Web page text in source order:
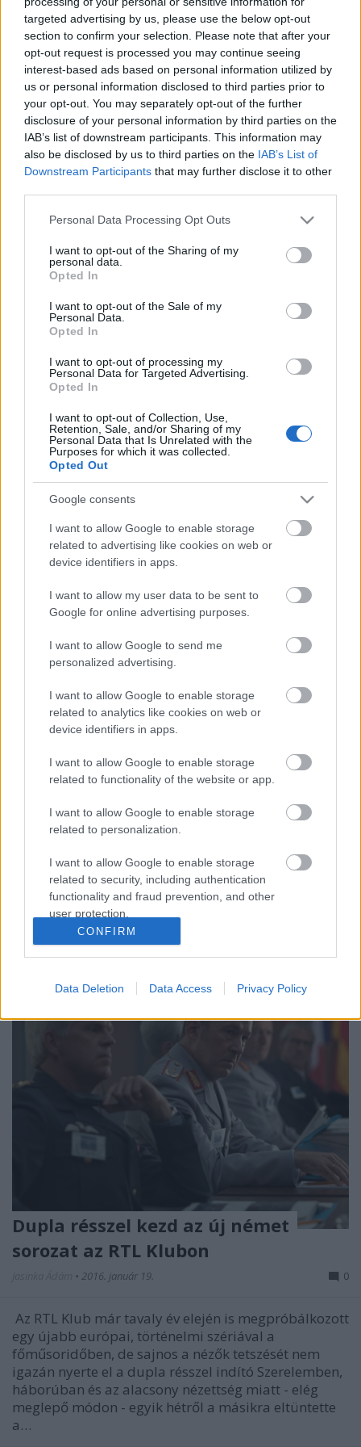
targeted advertising by us, please use the below opt-out
section to confirm your selection. Please note that after your
opt-out request is processed you may continue seeing
interest-based ads based on personal information utilized by
us or personal information disclosed to third parties prior to
your opt-out. You may separately opt-out of the further
disclosure of your personal information by third parties on the
IAB’s list of downstream participants. This information may
also be disclosed by us to third parties on the IAB’s List of
Downstream Participants that may further disclose it to other
Please note that this website/app uses one or more Google
not limited to your visit or usage behaviour. You may click to
grant or deny consent to Google and its third-party tags to
use your data for below specified purposes in below Google
consent section.
Personal Data Processing Opt Outs
I want to opt-out of the Sharing of my
personal data.
Opted In
I want to opt-out of the Sale of my
Personal Data.
Opted In
I want to opt-out of processing my
Personal Data for Targeted Advertising.
Opted In
I want to opt-out of Collection, Use,
Retention, Sale, and/or Sharing of my
Personal Data that Is Unrelated with the
Purposes for which it was collected.
Opted Out
Google consents
I want to allow Google to enable storage
related to advertising like cookies on web or
device identifiers in apps.
I want to allow my user data to be sent to
Google for online advertising purposes.
I want to allow Google to send me
personalized advertising.
I want to allow Google to enable storage
related to analytics like cookies on web or
device identifiers in apps.
I want to allow Google to enable storage
related to functionality of the website or app.
I want to allow Google to enable storage
related to personalization.
I want to allow Google to enable storage
related to security, including authentication
functionality and fraud prevention, and other
user protection.
CONFIRM
Data Deletion Data Access Privacy Policy
Deutschland '83 - A németek tudják,
milyen a jó kémdráma
Jasinka Ádám•2016. április 04.
Nagyon ritkán jutnak el a magyar tévékre a nem
szappanos, komolyabb témát érintő, nem egyszer
egész évadokon átívelő történettel rendelkező
európai szériák, és látva hogy a magyarul Volt
egyszer két Németország címen futó Deutschland
'83 hogyan sült be, talán nem is véletlenül kerülik
ezeket a…
Itt vannak a Volt egyszer két
Németország című sorozat magyar
hangjai
Az RTL Klub a Válótársak váltásaként február
negyedikétől egy új, európai történelmi drámát, az
eredeti címén Deutschland '83-ot ajánlja majd a
nézők figyelmébe. A német sorozat a hidegháború
alatt játszódik és a főszerepben egy 24 éves kelet-
német, zöldfülű kiskatona áll, akit a körülmények
furcsa…
Dupla résszel kezd az új német
sorozat az RTL Klubon
• 2016. január 19. 0
Az RTL Klub már tavaly év elején is megpróbálkozott
egy újabb európai, történelmi szériával a
főműsoridőben, de sajnos a nézők tetszését nem
igazán nyerte el a dupla résszel indító Szerelemben,
háborúban és az alacsony nézettség miatt - elég
meglepő módon - egyik hétről a másikra eltüntette
a…